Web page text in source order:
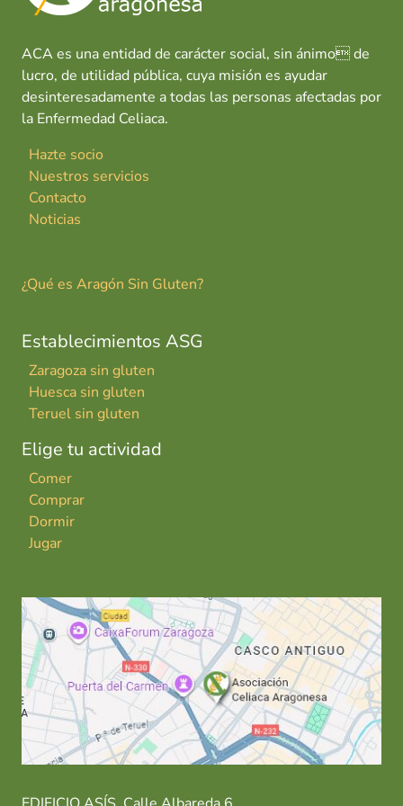
ACA es una entidad de carácter social, sin ánimo de
lucro, de utilidad pública, cuya misión es ayudar
desinteresadamente a todas las personas afectadas por
la Enfermedad Celiaca.
Hazte socio
Nuestros servicios
Contacto
Noticias
¿Qué es Aragón Sin Gluten?
Establecimientos ASG
Zaragoza sin gluten
Huesca sin gluten
Teruel sin gluten
Elige tu actividad
Comer
Comprar
Dormir
Jugar